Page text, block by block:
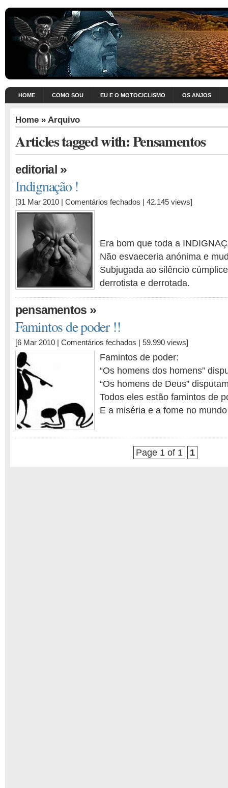
HOME COMO SOU EU E O MOTOCICLISMO OS ANJOS
Home » Arquivo
Articles tagged with: Pensamentos
editorial»
Indignação !
[31 Mar 2010 | Comentários fechados em| 42.145 views]
Era bom que toda a
Não esvaeceria anónima e
Subjugada ao silêncio
derrotista e derrotada.
pensamentos »
Famintos de poder !!
[6 Mar 2010 | Comentários fechados em
de
poder
!!
| 59.990 views]
Famintos de poder:
“Os homens dos homens”
“Os homens de Deus”
Todos eles estão famintos de
E a miséria e a fome no
Page 1 of 1 1